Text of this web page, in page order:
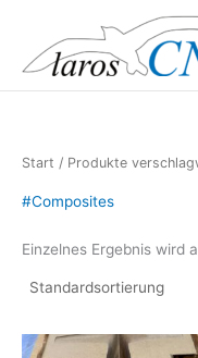
springen
Start / Produkte
#Composites
Einzelnes Ergebnis wird